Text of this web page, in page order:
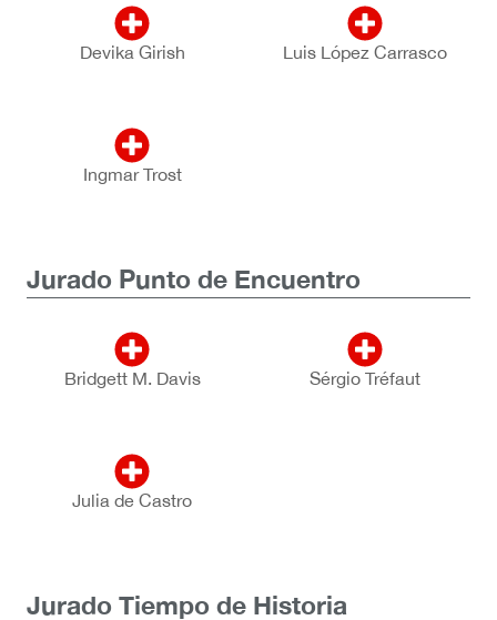
Devika Girish Luis López Carrasco
Ingmar Trost
Jurado Punto de Encuentro
Bridgett M. Davis Sérgio Tréfaut
Julia de Castro
Jurado Tiempo de Historia